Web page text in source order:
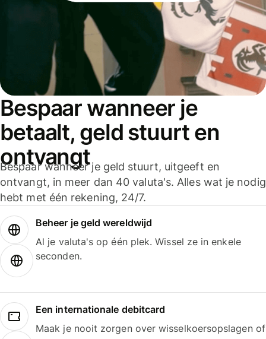
Bespaar wanneer je
betaalt, geld stuurt en
ontvangt
Bespaar wanneer je geld stuurt, uitgeeft en
ontvangt, in meer dan 40 valuta's. Alles wat je nodig
hebt met één rekening, 24/7.
Beheer je geld wereldwijd
Al je valuta's op één plek. Wissel ze in enkele
seconden.
Een internationale debitcard
Maak je nooit zorgen over wisselkoersopslagen of